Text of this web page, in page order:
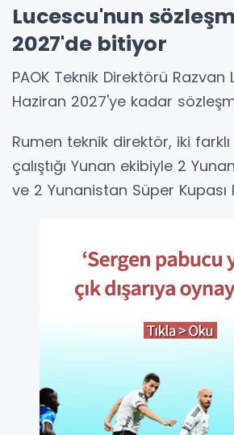
Lucescu'nun
2027'de bitiyor
PAOK Teknik Direktörü Razvan
Haziran 2027'ye kadar
Rumen teknik direktör, iki
çalıştığı Yunan ekibiyle 2
ve 2 Yunanistan Süper Kupası